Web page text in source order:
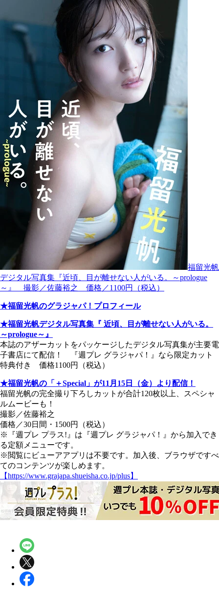
福留光帆
デジタル写真集『近頃、目が離せない人がいる。～prologue
～』 撮影／佐藤裕之 価格／1100円（税込）
★福留光帆のグラジャパ！プロフィール
★福留光帆デジタル写真集『 近頃、目が離せない人がいる。
～prologue～』
本誌のアザーカットをパッケージしたデジタル写真集が主要電
子書店にて配信！ 『週プレ グラジャパ！』なら限定カット
特典付き 価格1100円（税込）
★福留光帆の「＋Special」が11月15日（金）より配信！
福留光帆の完全撮り下ろしカットが合計120枚以上、スペシャ
ルムービーも！
撮影／佐藤裕之
価格／30日間・1500円（税込）
※『週プレ プラス!』は『週プレ グラジャパ！』から加入でき
る定額メニューです。
※閲覧にビューアアプリは不要です。加入後、ブラウザですべ
てのコンテンツが楽しめます。
【https://www.grajapa.shueisha.co.jp/plus】